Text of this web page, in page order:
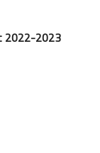
2022-2023